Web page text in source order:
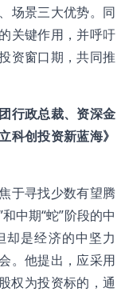
场景三大优势。同
关键作用，并呼吁
资窗口期，共同推
行政总裁、资深金
科创投资新蓝海》
于寻找少数有望腾
中期“蛇”阶段的中
却是经济的中坚力
。他提出，应采用
权为投资标的，通